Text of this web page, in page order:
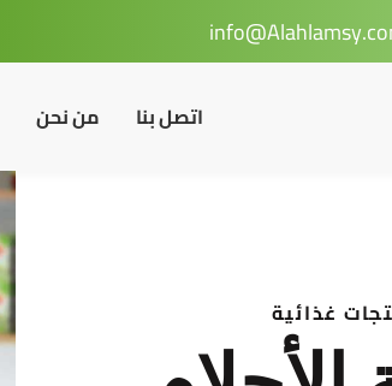
من نحن اتصل بنا
غذائية